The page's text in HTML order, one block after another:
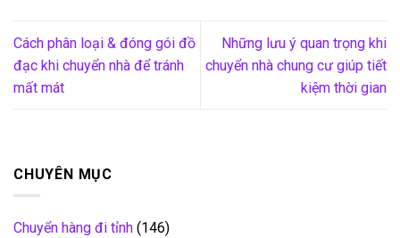
Cách phân loại & đóng gói đồ
đạc khi chuyển nhà để tránh
mất mát
Những lưu ý quan trọng khi
chuyển nhà chung cư giúp tiết
kiệm thời gian
CHUYÊN MỤC
Chuyển hàng đi tỉnh (146)